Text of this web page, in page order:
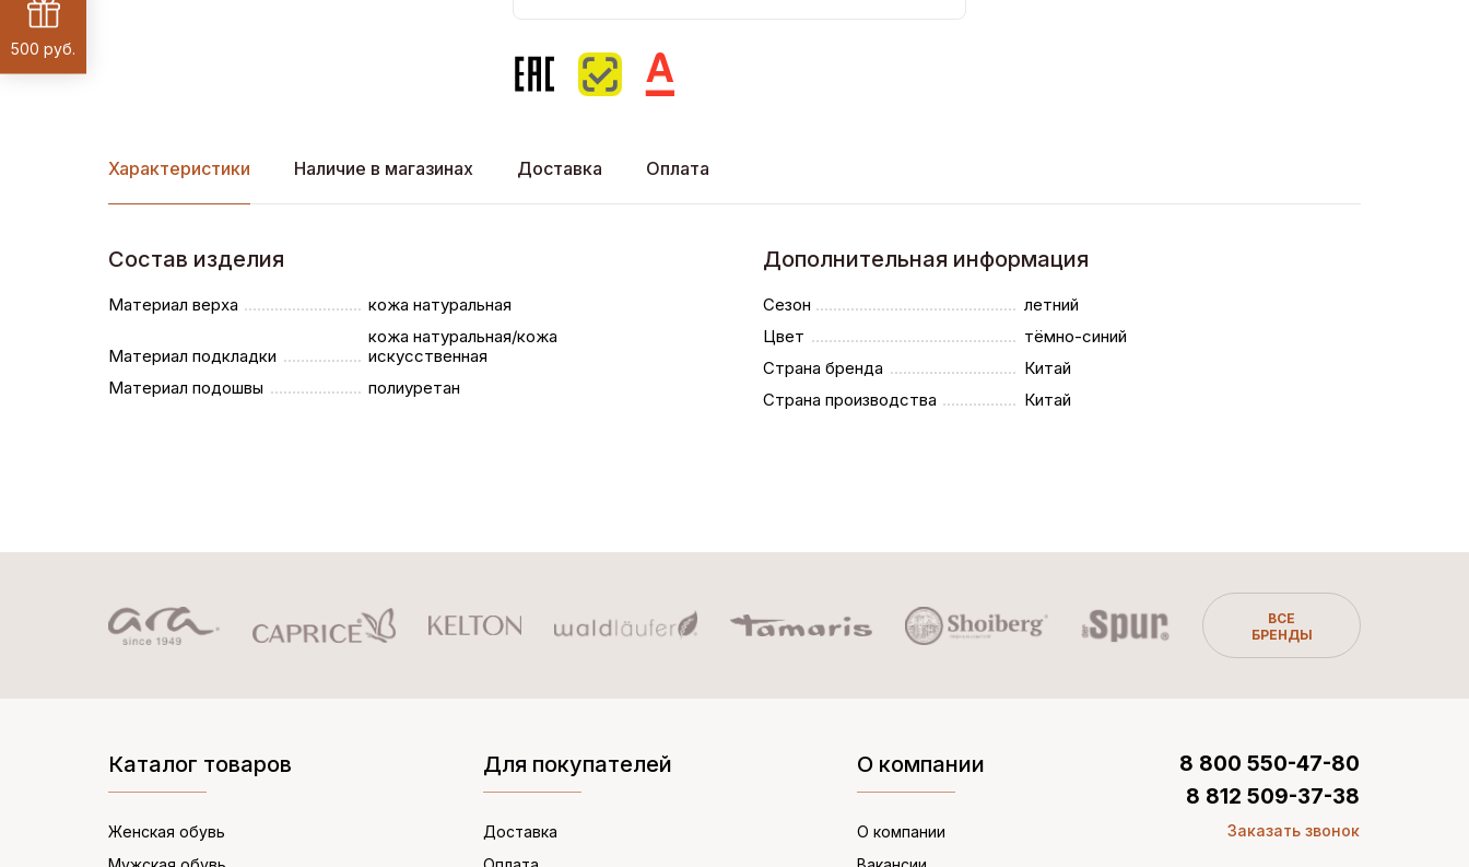
Характеристики Наличие в магазинах Доставка Оплата
Состав изделия
Материал верха кожа натуральная
Материал подкладки
кожа натуральная/кожа
искусственная
Материал подошвы
полиуретан
Дополнительная информация
Сезон
летний
Цвет
тёмно-синий
Страна бренда
Китай
Страна производства
Китай
ВСЕ
БРЕНДЫ
Каталог товаров
Женская обувь
Для покупателей
Доставка
О компании
О компании
8 800 550-47-80
8 812 509-37-38
Заказать звонок
500 руб.